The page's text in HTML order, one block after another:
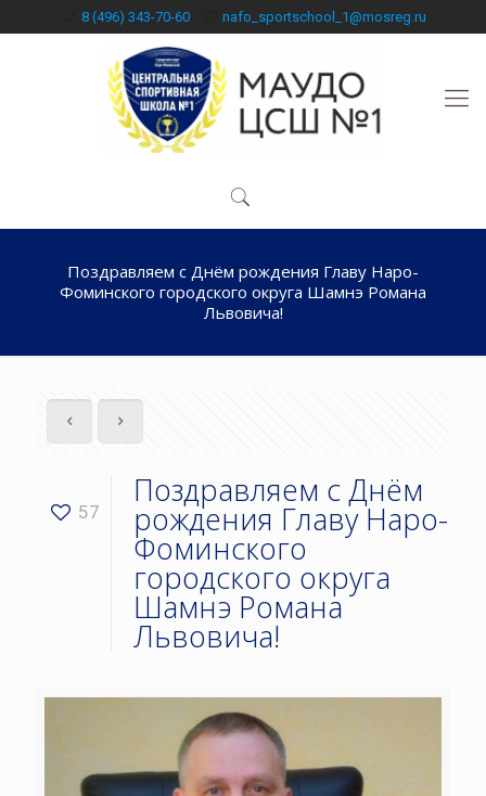
8 (496) 343-70-60 nafo_sportschool_1@mosreg.ru
Поздравляем с Днём рождения Главу Наро-
Фоминского городского округа Шамнэ Романа
Львовича!
57
Поздравляем с Днём
рождения Главу Наро-
Фоминского
городского округа
Шамнэ Романа
Львовича!